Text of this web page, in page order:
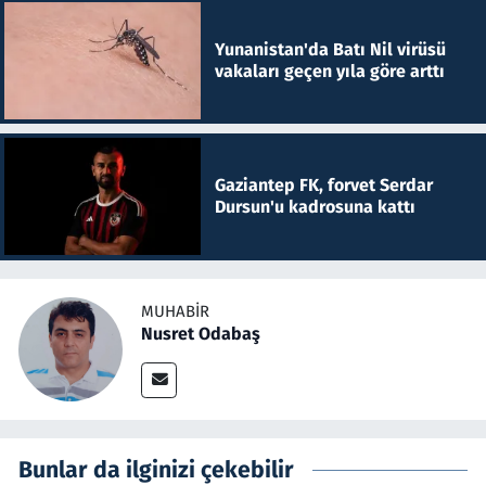
Yunanistan'da Batı Nil virüsü
vakaları geçen yıla göre arttı
Gaziantep FK, forvet Serdar
Dursun'u kadrosuna kattı
MUHABIR
Nusret Odabaş
Bunlar da ilginizi çekebilir